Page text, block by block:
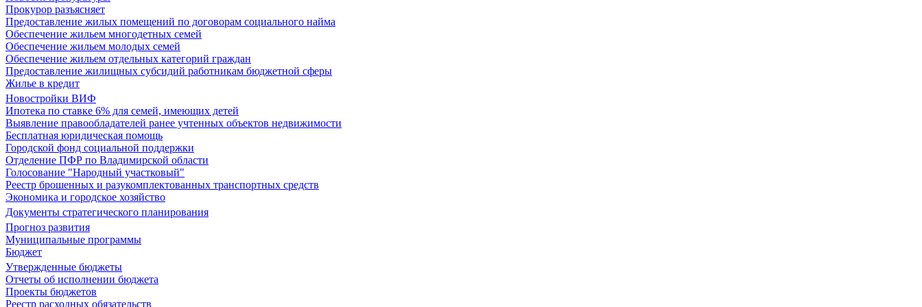
Прокурор разъясняет
Предоставление жилых помещений по договорам социального найма
Обеспечение жильем многодетных семей
Обеспечение жильем молодых семей
Обеспечение жильем отдельных категорий граждан
Предоставление жилищных субсидий работникам бюджетной сферы
Жилье в кредит
Новостройки ВИФ
Ипотека по ставке 6% для семей, имеющих детей
Выявление правообладателей ранее учтенных объектов недвижимости
Бесплатная юридическая помощь
Городской фонд социальной поддержки
Отделение ПФР по Владимирской области
Голосование "Народный участковый"
Реестр брошенных и разукомплектованных транспортных средств
Экономика и городское хозяйство
Документы стратегического планирования
Прогноз развития
Муниципальные программы
Бюджет
Утвержденные бюджеты
Отчеты об исполнении бюджета
Проекты бюджетов
Реестр расходных обязательств